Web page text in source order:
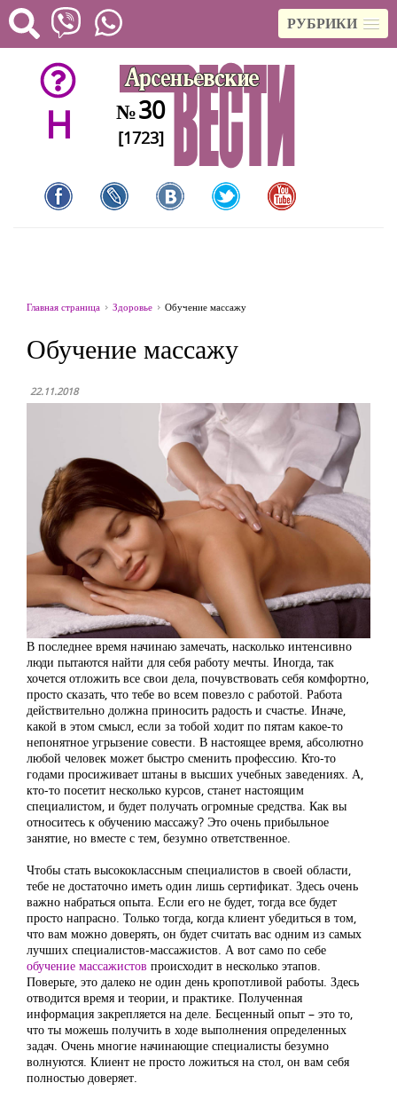
РУБРИКИ
H №30
[1723]
Главная страница Здоровье Обучение массажу
Обучение массажу
22.11.2018
В последнее время начинаю замечать, насколько интенсивно
люди пытаются найти для себя работу мечты. Иногда, так
хочется отложить все свои дела, почувствовать себя комфортно,
просто сказать, что тебе во всем повезло с работой. Работа
действительно должна приносить радость и счастье. Иначе,
какой в этом смысл, если за тобой ходит по пятам какое-то
непонятное угрызение совести. В настоящее время, абсолютно
любой человек может быстро сменить профессию. Кто-то
годами просиживает штаны в высших учебных заведениях. А,
кто-то посетит несколько курсов, станет настоящим
специалистом, и будет получать огромные средства. Как вы
относитесь к обучению массажу? Это очень прибыльное
занятие, но вместе с тем, безумно ответственное.
Чтобы стать высококлассным специалистов в своей области,
тебе не достаточно иметь один лишь сертификат. Здесь очень
важно набраться опыта. Если его не будет, тогда все будет
просто напрасно. Только тогда, когда клиент убедиться в том,
что вам можно доверять, он будет считать вас одним из самых
лучших специалистов-массажистов. А вот само по себе
обучение массажистов происходит в несколько этапов.
Поверьте, это далеко не один день кропотливой работы. Здесь
отводится время и теории, и практике. Полученная
информация закрепляется на деле. Бесценный опыт – это то,
что ты можешь получить в ходе выполнения определенных
задач. Очень многие начинающие специалисты безумно
волнуются. Клиент не просто ложиться на стол, он вам себя
полностью доверяет.